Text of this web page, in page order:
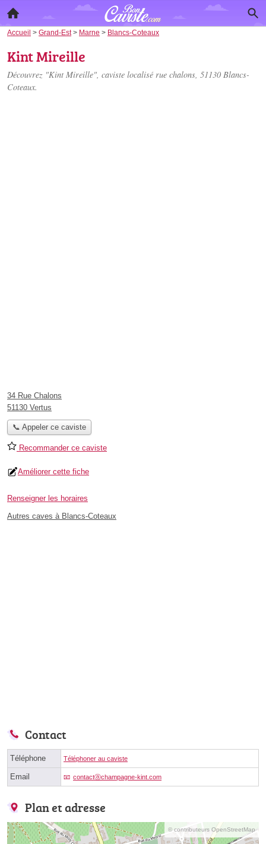
Accueil > Grand-Est> Marne > Blancs-Coteaux
Kint Mireille
Découvrez "Kint Mireille", caviste localisé rue chalons, 51130 Blancs-
Coteaux.
34 Rue Chalons
51130 Vertus
📞 Appeler ce caviste
Recommander ce caviste
Améliorer cette fiche
Renseigner les horaires
Autres caves à Blancs-Coteaux
Contact
Téléphone Téléphoner au caviste
Email contactⓐchampagne-kint.com
Plan et adresse
© contributeurs OpenStreetMap